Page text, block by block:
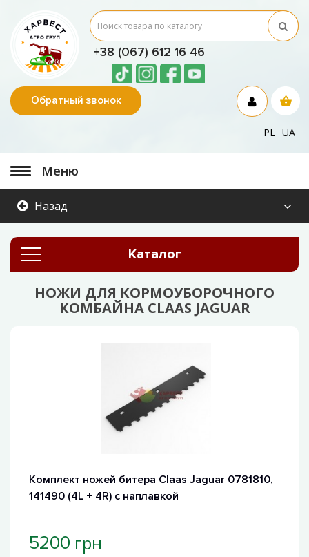
+38 (067) 612 16 46
Обратный звонок
PL UA
Меню
Назад
Каталог
НОЖИ ДЛЯ КОРМОУБОРОЧНОГО
КОМБАЙНА CLAAS JAGUAR
Комплект ножей битера Claas Jaguar 0781810,
141490 (4L + 4R) с наплавкой
5200 грн